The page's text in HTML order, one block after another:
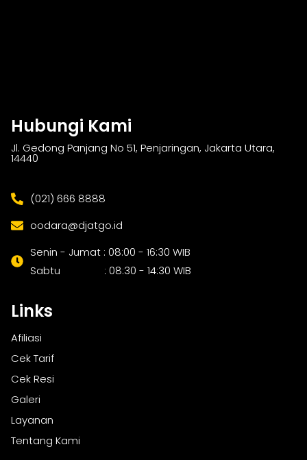
Hubungi Kami
Jl. Gedong Panjang No 51, Penjaringan, Jakarta Utara,
14440
(021) 666 8888
oodara@djatgo.id
Senin - Jumat : 08:00 - 16:30 WIB
Sabtu : 08:30 - 14:30 WIB
Links
Afiliasi
Cek Tarif
Cek Resi
Galeri
Layanan
Tentang Kami